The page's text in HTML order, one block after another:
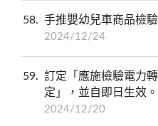
58 手推嬰幼兒車商品檢
2024/12/24
59
訂定「應施檢驗電力
定」，並自即日生效。
2024/12/20